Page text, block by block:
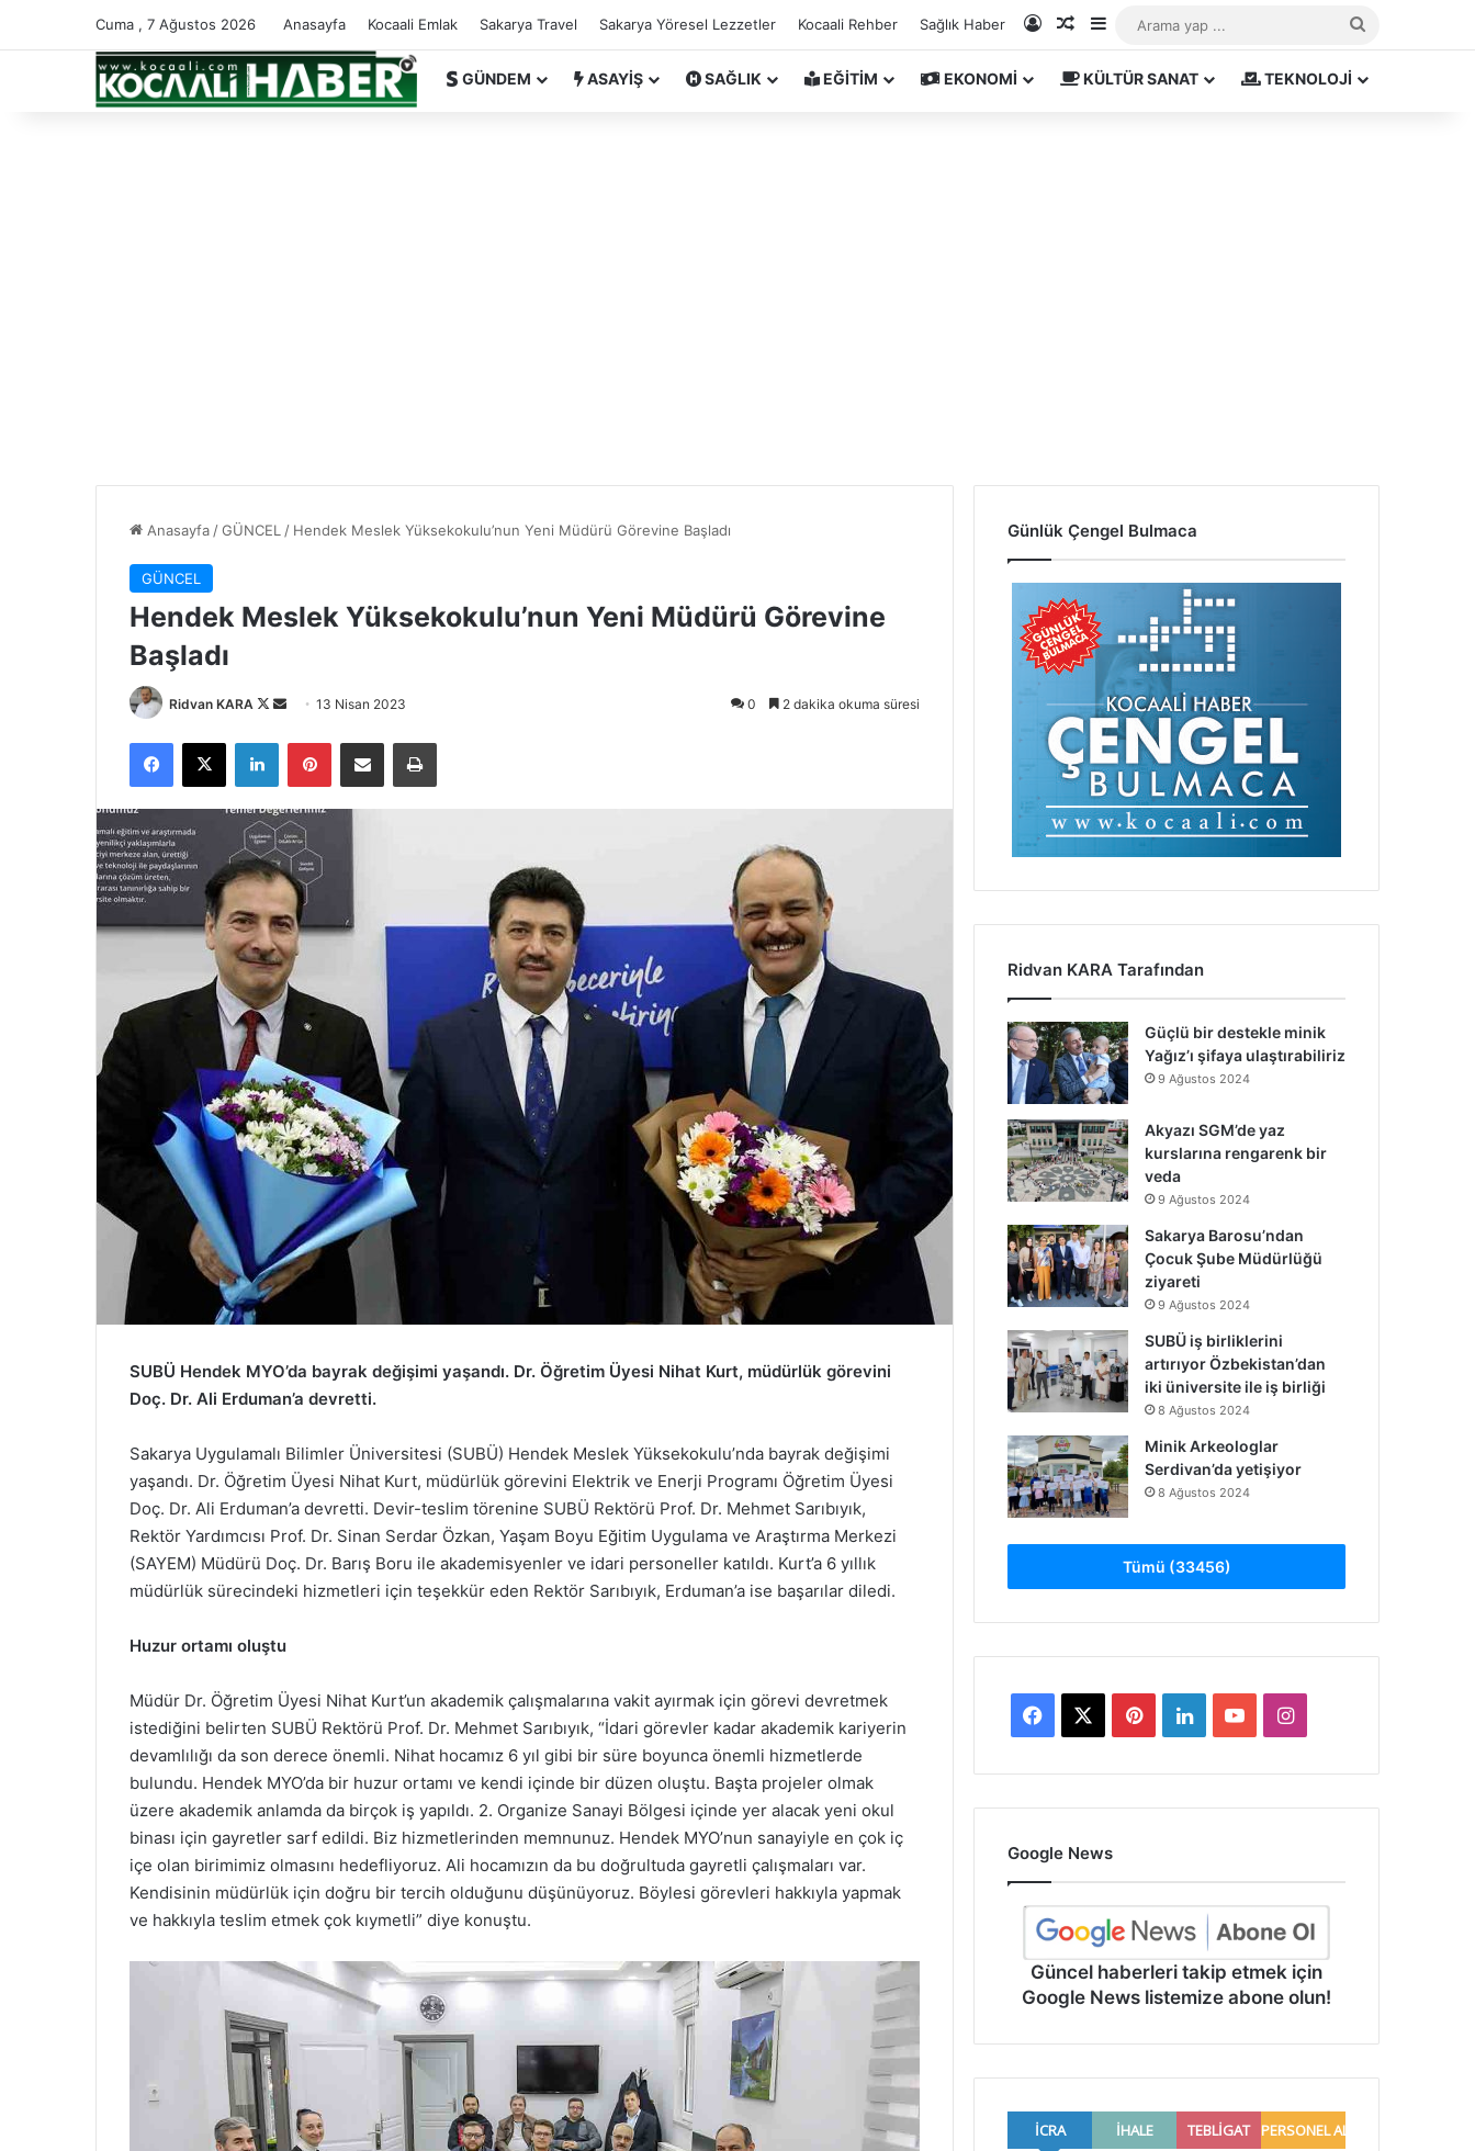
Cuma , 7 Ağustos 2026 Anasayfa Kocaali Emlak Sakarya Travel Sakarya Yöresel Lezzetler Kocaali Rehber Sağlık Haber Kayıt OlRastgele Makale
Kenar Bölmesi
GÜNDEM ASAYİŞ SAĞLIK EĞİTİM EKONOMİ KÜLTÜR SANAT TEKNOLOJİ
Anasayfa /GÜNCEL / Hendek Meslek Yüksekokulu’nun Yeni Müdürü Görevine Başladı
GÜNCEL
Hendek Meslek Yüksekokulu’nun Yeni Müdürü Görevine
Başladı
Ridvan KARA
Follow
Bir
posta
göndermek
13 Nisan 2023 0 2 dakika okuma süresi
Facebook
X LinkedInPinterestE-Posta ile paylaş Yazdır
SUBÜ Hendek MYO’da bayrak değişimi yaşandı. Dr. Öğretim Üyesi Nihat Kurt, müdürlük görevini
Doç. Dr. Ali Erduman’a devretti.
Sakarya Uygulamalı Bilimler Üniversitesi (SUBÜ) Hendek Meslek Yüksekokulu’nda bayrak değişimi
yaşandı. Dr. Öğretim Üyesi Nihat Kurt, müdürlük görevini Elektrik ve Enerji Programı Öğretim Üyesi
Doç. Dr. Ali Erduman’a devretti. Devir-teslim törenine SUBÜ Rektörü Prof. Dr. Mehmet Sarıbıyık,
Rektör Yardımcısı Prof. Dr. Sinan Serdar Özkan, Yaşam Boyu Eğitim Uygulama ve Araştırma Merkezi
(SAYEM) Müdürü Doç. Dr. Barış Boru ile akademisyenler ve idari personeller katıldı. Kurt’a 6 yıllık
müdürlük sürecindeki hizmetleri için teşekkür eden Rektör Sarıbıyık, Erduman’a ise başarılar diledi.
Huzur ortamı oluştu
Müdür Dr. Öğretim Üyesi Nihat Kurt’un akademik çalışmalarına vakit ayırmak için görevi devretmek
istediğini belirten SUBÜ Rektörü Prof. Dr. Mehmet Sarıbıyık, “İdari görevler kadar akademik kariyerin
devamlılığı da son derece önemli. Nihat hocamız 6 yıl gibi bir süre boyunca önemli hizmetlerde
bulundu. Hendek MYO’da bir huzur ortamı ve kendi içinde bir düzen oluştu. Başta projeler olmak
üzere akademik anlamda da birçok iş yapıldı. 2. Organize Sanayi Bölgesi içinde yer alacak yeni okul
binası için gayretler sarf edildi. Biz hizmetlerinden memnunuz. Hendek MYO’nun sanayiyle en çok iç
içe olan birimimiz olmasını hedefliyoruz. Ali hocamızın da bu doğrultuda gayretli çalışmaları var.
Kendisinin müdürlük için doğru bir tercih olduğunu düşünüyoruz. Böylesi görevleri hakkıyla yapmak
ve hakkıyla teslim etmek çok kıymetli” diye konuştu.
Günlük Çengel Bulmaca
Ridvan KARA Tarafından
Güçlü bir destekle minik
Yağız’ı şifaya ulaştırabiliriz
9 Ağustos 2024
Akyazı SGM’de yaz
kurslarına rengarenk bir
veda
9 Ağustos 2024
Sakarya Barosu’ndan
Çocuk Şube Müdürlüğü
ziyareti
9 Ağustos 2024
SUBÜ iş birliklerini
artırıyor Özbekistan’dan
iki üniversite ile iş birliği
8 Ağustos 2024
Minik Arkeologlar
Serdivan’da yetişiyor
8 Ağustos 2024
Tümü (33456)
Facebook PinterestLinkedInYouTubeInstagram
Google News
Güncel haberleri takip etmek için
Google News listemize abone olun!